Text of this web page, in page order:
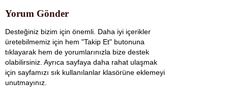
Yorum Gönder
Desteğiniz bizim için önemli. Daha iyi içerikler
üretebilmemiz için hem "Takip Et" butonuna
tıklayarak hem de yorumlarınızla bize destek
olabilirsiniz. Ayrıca sayfaya daha rahat ulaşmak
için sayfamızı sık kullanılanlar klasörüne eklemeyi
unutmayınız.